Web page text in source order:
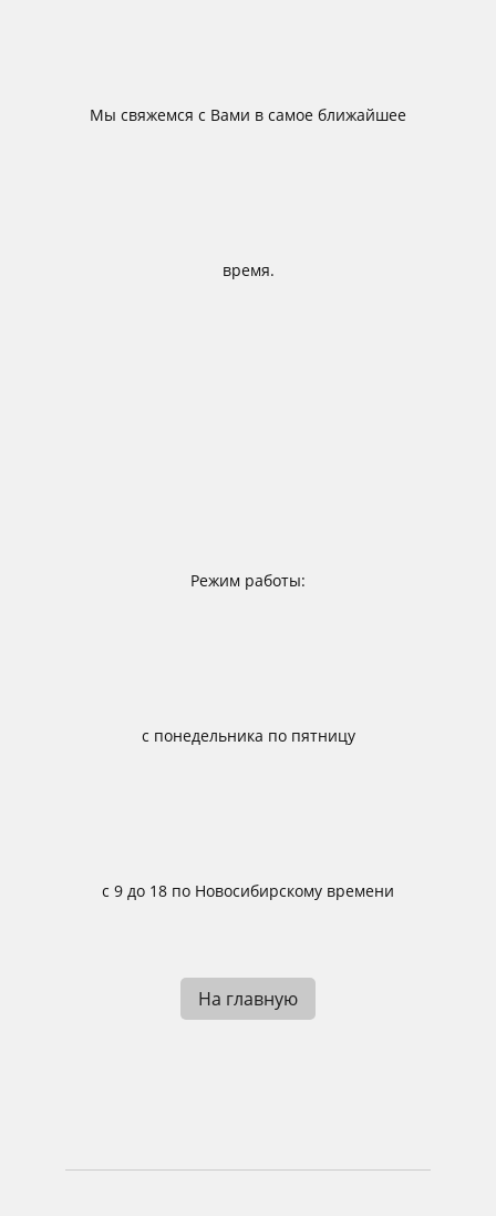
Мы свяжемся с Вами в самое ближайшее
время.
Режим работы:
с понедельника по пятницу
с 9 до 18 по Новосибирскому времени
На главную